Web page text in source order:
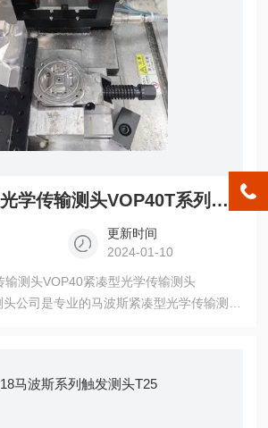
马波斯紧凑型光学传输测头VOP40T系列触发测头
更新时间
2024-01-10
输测头VOP40紧凑型光学传输测头
公司是专业的马波斯紧凑型光学传输测头
部，工厂生产加工时，随着周围环境温度